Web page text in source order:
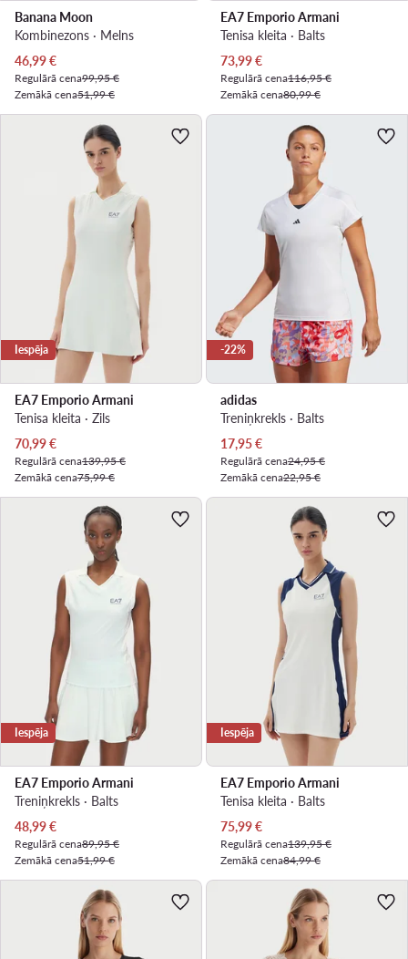
Banana Moon
Kombinezons · Melns
Pašreizējā cena
46,99€
Regulārā cena99,95 €
Zemākā cena51,99 €
EA7 Emporio Armani
Tenisa kleita · Balts
Pašreizējā cena
73,99€
Regulārā cena116,95 €
Zemākā cena80,99 €
Iespēja
EA7 Emporio Armani
Tenisa kleita · Zils
Pašreizējā cena
70,99€
Regulārā cena139,95 €
Zemākā cena75,99 €
-22%
adidas
Treniņkrekls · Balts
Pašreizējā cena
17,95€
Regulārā cena24,95 €
Zemākā cena22,95 €
Iespēja
EA7 Emporio Armani
Treniņkrekls · Balts
Pašreizējā cena
48,99€
Regulārā cena89,95 €
Zemākā cena51,99 €
Iespēja
EA7 Emporio Armani
Tenisa kleita · Balts
Pašreizējā cena
75,99€
Regulārā cena139,95 €
Zemākā cena84,99 €